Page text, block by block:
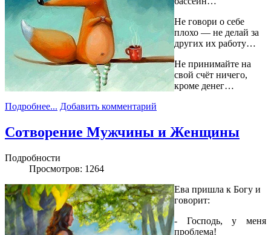
Не говори о себе
плохо — не делай за
других их работу…
Не принимайте на
свой счёт ничего,
кроме денег…
Подробнее... Добавить комментарий
Сотворение Мужчины и Женщины
Подробности
Просмотров: 1264
Ева пришла к Богу и
говорит:
- Господь, у меня
проблема!